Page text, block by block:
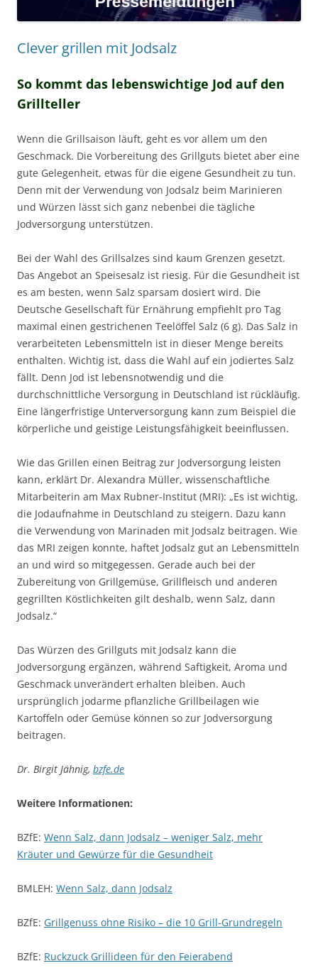
Clever grillen mit Jodsalz
So kommt das lebenswichtige Jod auf den
Grillteller
Wenn die Grillsaison läuft, geht es vor allem um den
Geschmack. Die Vorbereitung des Grillguts bietet aber eine
gute Gelegenheit, etwas für die eigene Gesundheit zu tun.
Denn mit der Verwendung von Jodsalz beim Marinieren
und Würzen lässt sich ganz nebenbei die tägliche
Jodversorgung unterstützen.
Bei der Wahl des Grillsalzes sind kaum Grenzen gesetzt.
Das Angebot an Speisesalz ist riesig. Für die Gesundheit ist
es am besten, wenn Salz sparsam dosiert wird. Die
Deutsche Gesellschaft für Ernährung empfiehlt pro Tag
maximal einen gestrichenen Teelöffel Salz (6 g). Das Salz in
verarbeiteten Lebensmitteln ist in dieser Menge bereits
enthalten. Wichtig ist, dass die Wahl auf ein jodiertes Salz
fällt. Denn Jod ist lebensnotwendig und die
durchschnittliche Versorgung in Deutschland ist rückläufig.
Eine längerfristige Unterversorgung kann zum Beispiel die
körperliche und geistige Leistungsfähigkeit beeinflussen.
Wie das Grillen einen Beitrag zur Jodversorgung leisten
kann, erklärt Dr. Alexandra Müller, wissenschaftliche
Mitarbeiterin am Max Rubner-Institut (MRI): „Es ist wichtig,
die Jodaufnahme in Deutschland zu steigern. Dazu kann
die Verwendung von Marinaden mit Jodsalz beitragen. Wie
das MRI zeigen konnte, haftet Jodsalz gut an Lebensmitteln
an und wird so mitgegessen. Gerade auch bei der
Zubereitung von Grillgemüse, Grillfleisch und anderen
gegrillten Köstlichkeiten gilt deshalb, wenn Salz, dann
Jodsalz.“
Das Würzen des Grillguts mit Jodsalz kann die
Jodversorgung ergänzen, während Saftigkeit, Aroma und
Geschmack unverändert erhalten bleiben. Auch
ursprünglich jodarme pflanzliche Grillbeilagen wie
Kartoffeln oder Gemüse können so zur Jodversorgung
beitragen.
Dr. Birgit Jähnig, bzfe.de
Weitere Informationen:
BZfE: Wenn Salz, dann Jodsalz – weniger Salz, mehr
Kräuter und Gewürze für die Gesundheit
BMLEH: Wenn Salz, dann Jodsalz
BZfE: Grillgenuss ohne Risiko – die 10 Grill-Grundregeln
BZfE: Ruckzuck Grillideen für den Feierabend